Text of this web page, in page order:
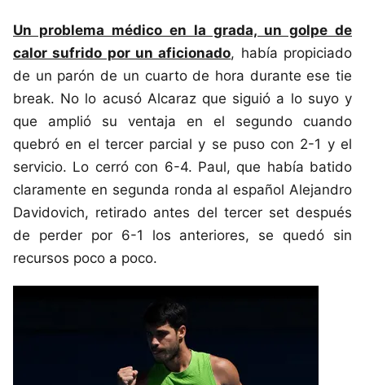
Un problema médico en la grada, un golpe de
calor sufrido por un aficionado, había propiciado
de un parón de un cuarto de hora durante ese tie
break. No lo acusó Alcaraz que siguió a lo suyo y
que amplió su ventaja en el segundo cuando
quebró en el tercer parcial y se puso con 2-1 y el
servicio. Lo cerró con 6-4. Paul, que había batido
claramente en segunda ronda al español Alejandro
Davidovich, retirado antes del tercer set después
de perder por 6-1 los anteriores, se quedó sin
recursos poco a poco.